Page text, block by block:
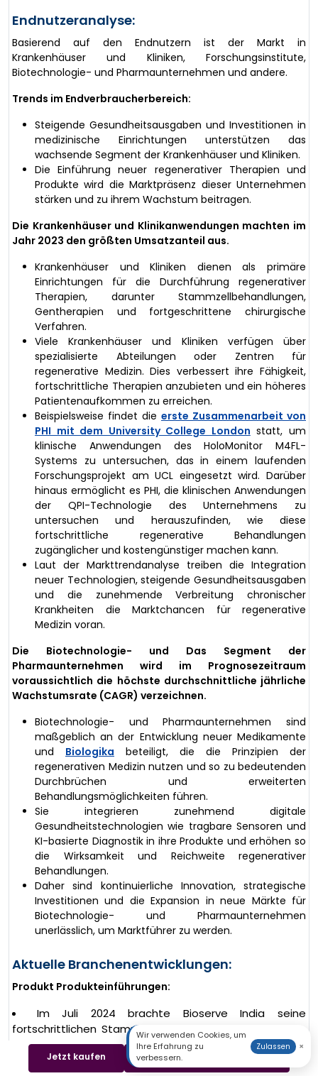
Endnutzeranalyse:
Basierend auf den Endnutzern ist der Markt in
Krankenhäuser und Kliniken, Forschungsinstitute,
Biotechnologie- und Pharmaunternehmen und andere.
Trends im Endverbraucherbereich:
Steigende Gesundheitsausgaben und Investitionen in
medizinische Einrichtungen unterstützen das
wachsende Segment der Krankenhäuser und Kliniken.
Die Einführung neuer regenerativer Therapien und
Produkte wird die Marktpräsenz dieser Unternehmen
stärken und zu ihrem Wachstum beitragen.
Die Krankenhäuser und Klinikanwendungen machten im
Jahr 2023 den größten Umsatzanteil aus.
Krankenhäuser und Kliniken dienen als primäre
Einrichtungen für die Durchführung regenerativer
Therapien, darunter Stammzellbehandlungen,
Gentherapien und fortgeschrittene chirurgische
Verfahren.
Viele Krankenhäuser und Kliniken verfügen über
spezialisierte Abteilungen oder Zentren für
regenerative Medizin. Dies verbessert ihre Fähigkeit,
fortschrittliche Therapien anzubieten und ein höheres
Patientenaufkommen zu erreichen.
Beispielsweise findet die erste Zusammenarbeit von
PHI mit dem University College London statt, um
klinische Anwendungen des HoloMonitor M4FL-
Systems zu untersuchen, das in einem laufenden
Forschungsprojekt am UCL eingesetzt wird. Darüber
hinaus ermöglicht es PHI, die klinischen Anwendungen
der QPI-Technologie des Unternehmens zu
untersuchen und herauszufinden, wie diese
fortschrittliche regenerative Behandlungen
zugänglicher und kostengünstiger machen kann.
Laut der Markttrendanalyse treiben die Integration
neuer Technologien, steigende Gesundheitsausgaben
und die zunehmende Verbreitung chronischer
Krankheiten die Marktchancen für regenerative
Medizin voran.
Die Biotechnologie- und Das Segment der
Pharmaunternehmen wird im Prognosezeitraum
voraussichtlich die höchste durchschnittliche jährliche
Wachstumsrate (CAGR) verzeichnen.
Biotechnologie- und Pharmaunternehmen sind
maßgeblich an der Entwicklung neuer Medikamente
und Biologika beteiligt, die die Prinzipien der
regenerativen Medizin nutzen und so zu bedeutenden
Durchbrüchen und erweiterten
Behandlungsmöglichkeiten führen.
Sie integrieren zunehmend digitale
Gesundheitstechnologien wie tragbare Sensoren und
KI-basierte Diagnostik in ihre Produkte und erhöhen so
die Wirksamkeit und Reichweite regenerativer
Behandlungen.
Daher sind kontinuierliche Innovation, strategische
Investitionen und die Expansion in neue Märkte für
Biotechnologie- und Pharmaunternehmen
unerlässlich, um Marktführer zu werden.
Aktuelle Branchenentwicklungen:
Produkt Produkteinführungen:
Im Juli 2024 brachte Bioserve India seine
fortschrittlichen Stammzellprodukte in Indien auf den
Markt. Ziel ist die Entwicklung der regenerativen Medizin
und der Ausbau des Vertriebs von
Jetzt kaufen Beispiel herunterladen
Wir verwenden Cookies, um
Ihre Erfahrung zu
verbessern.
Zulassen ×